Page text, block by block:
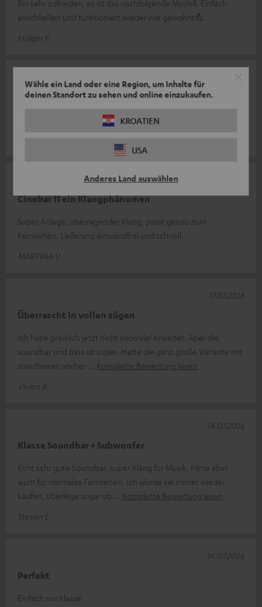
Wähle ein Land oder eine Region, um Inhalte für
deinen Standort zu sehen und online einzukaufen.
KROATIEN
USA
Anderes Land auswählen
Bin sehr zufrieden, es ist das nachfolgende Modell. Einfach
anschließen und funktioniert wieder wie gewohnt💪.
Holger F.
Wow
Ein fantastisch schöner Klang und so einfach zu installieren
Cinebar 11 ein Klangphänomen
Super Anlage, überragender Klang, passt genau zum
Fernsehen. Lieferung einwandfrei und schnell.
MARTINA V.
Überrascht in vollen zügen
Ich habe preislich jetzt nicht sooo viel erwartet. Aber die
soundbar und Bass ist super. Hatte die ganz große Variante mit
standboxen vorher
Komplette Bewertung lesen
Vivien B.
17.07.2026
Klasse Soundbar + Subwoofer
Echt sehr gute Soundbar, super Klang für Musik, Filme aber
auch für normales Fernsehen. Ich würde sie immer wieder
kaufen, überlege sogar ob
Komplette Bewertung lesen
Steven L.
14.07.2026
Perfekt
Einfach nur klasse
14.07.2026